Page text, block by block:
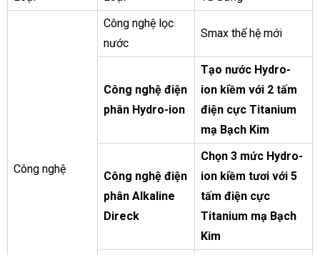
Công nghệ
Công nghệ lọc
nước
Smax thế hệ mới
Công nghệ điện
phân Hydro-ion
Tạo nước Hydro-
ion kiềm với 2 tấm
điện cực Titanium
mạ Bạch Kim
Công nghệ điện
phân Alkaline
Direck
Chọn 3 mức Hydro-
ion kiềm tươi với 5
tấm điện cực
Titanium mạ Bạch
Kim